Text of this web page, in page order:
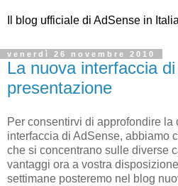
Il blog ufficiale di AdSense in
venerdì 26 novembre 2010
La nuova interfaccia
presentazione
Per consentirvi di approfondire
interfaccia di AdSense, abbiamo
che si concentrano sulle diverse
vantaggi ora a vostra
settimane posteremo nel blog